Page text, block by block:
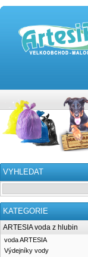
VYHLEDAT
KATEGORIE
ARTESIA voda z hlubin
voda ARTESIA
Výdejníky vody